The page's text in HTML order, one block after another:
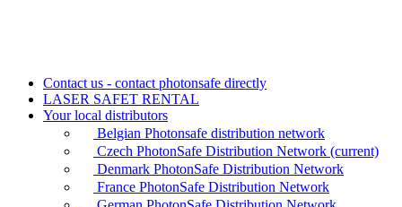
Contact us - contact photonsafe directly
LASER SAFET RENTAL
Your local distributors
Belgian Photonsafe distribution network
Czech PhotonSafe Distribution Network (current)
Denmark PhotonSafe Distribution Network
France PhotonSafe Distribution Network